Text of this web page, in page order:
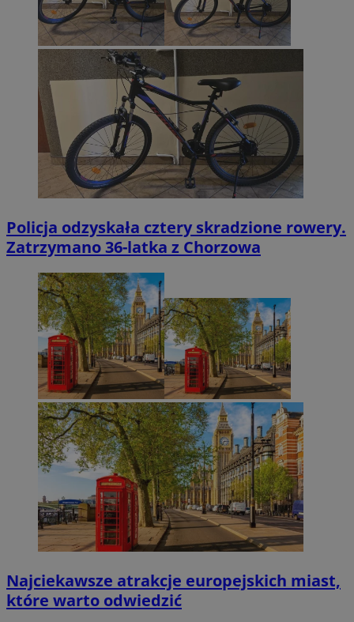
Policja odzyskała cztery skradzione rowery.
Zatrzymano 36-latka z Chorzowa
Najciekawsze atrakcje europejskich miast,
które warto odwiedzić